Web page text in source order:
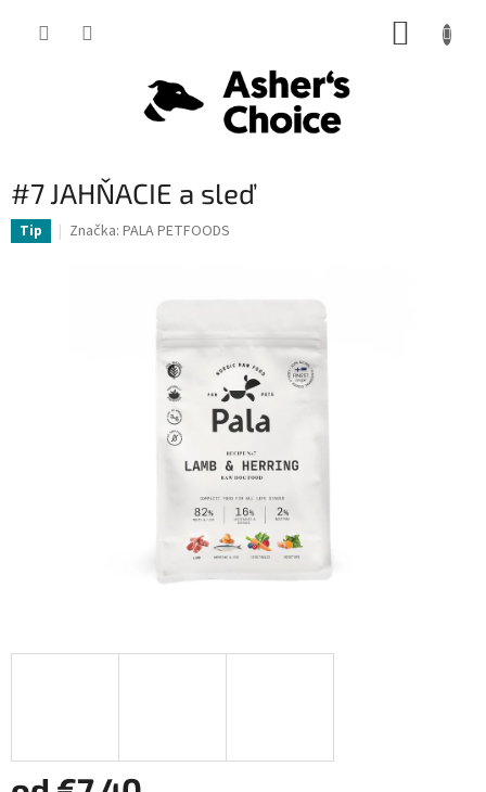
#7 JAHŇACIE a sleď
Tip Značka: PALA PETFOODS